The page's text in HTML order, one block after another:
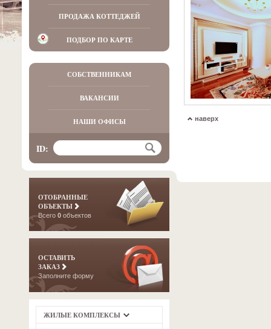
ПРОДАЖА КОТТЕДЖЕЙ
ПОДБОР ПО КАРТЕ
СОБСТВЕННИКАМ
ВАКАНСИИ
НАШИ ОФИСЫ
ID:
ОТОБРАННЫЕ
ОБЪЕКТЫ
Всего 0 объектов
ОСТАВИТЬ
ЗАКАЗ
Заполните форму
ЖИЛЫЕ КОМПЛЕКСЫ
наверх